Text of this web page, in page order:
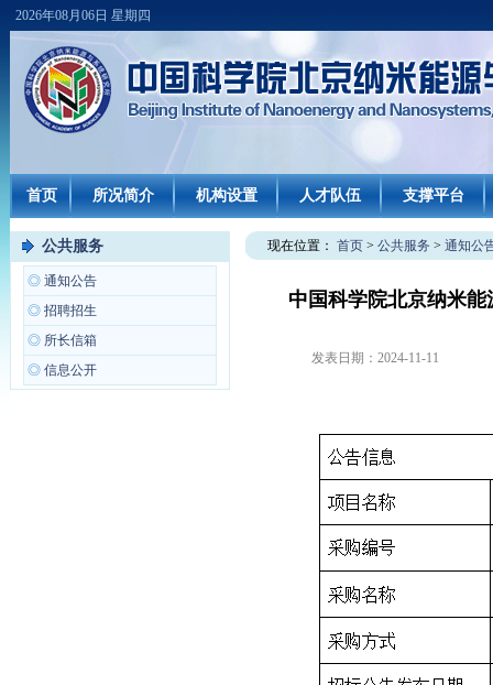
2026年08月06日 星期四
首页 所况简介 机构设置 人才队伍 支撑平台
公共服务
◎ 通知公告
◎ 招聘招生
◎ 所长信箱
◎ 信息公开
现在位置： 首页> 公共服务 > 通知公
中国科学院北京纳米
发表日期： 2024-11-11